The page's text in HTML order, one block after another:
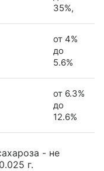
35%,
от 4%
до
5.6%
от 6.3%
до
12.6%
- не
г.